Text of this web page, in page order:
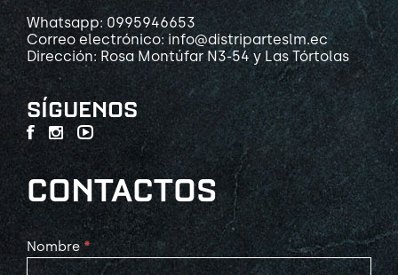
Whatsapp: 0995946653
Correo electrónico: info@distriparteslm.ec
Dirección: Rosa Montúfar N3-54 y Las Tórtolas
SÍGUENOS
CONTACTOS
Contact
Us
Nombre *